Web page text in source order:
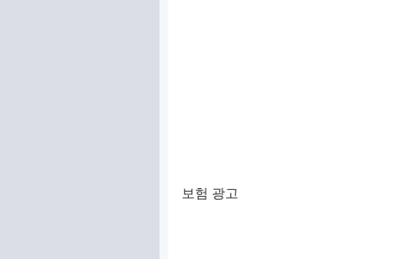
보험 광고